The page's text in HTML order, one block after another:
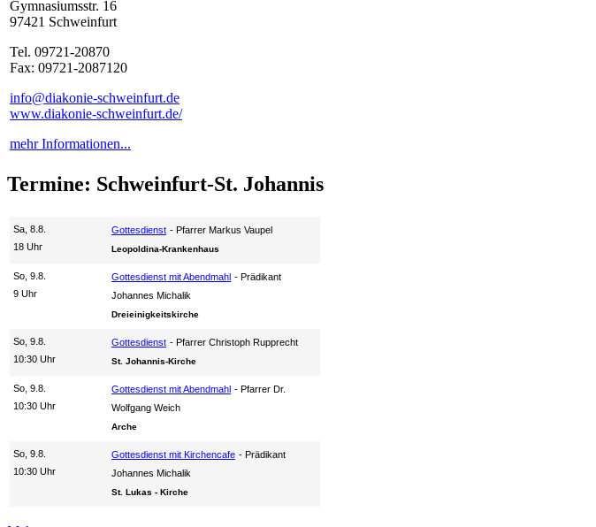
Gymnasiumsstr. 16
97421 Schweinfurt
Tel. 09721-20870
Fax: 09721-2087120
info@diakonie-schweinfurt.de
www.diakonie-schweinfurt.de/
mehr Informationen...
Termine: Schweinfurt-St. Johannis
Sa, 8.8.
18 Uhr
Gottesdienst Pfarrer Markus Vaupel
Leopoldina-Krankenhaus
So, 9.8.
9 Uhr
Gottesdienst mit Abendmahl
Prädikant
Johannes Michalik
Dreieinigkeitskirche
So, 9.8.
10:30 Uhr
Gottesdienst Pfarrer Christoph Rupprecht
St. Johannis-Kirche
So, 9.8.
10:30 Uhr
Gottesdienst mit Abendmahl
Pfarrer Dr.
Wolfgang Weich
Arche
So, 9.8.
10:30 Uhr
Gottesdienst mit Kirchencafe
Prädikant
Johannes Michalik
St. Lukas - Kirche